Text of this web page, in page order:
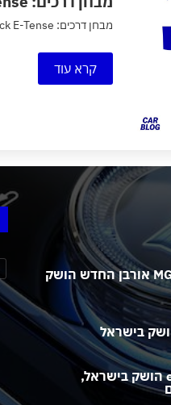
מבחן דרכים: DS3 Crossback E-Tense חשמלי ⚡
קרא עוד
משפחתית במחיר של סופר מיני: MG4 אורבן החדש הושק
בישראל
מרים את השאלטר: סוזוקי e-Vitara הושק בישראל,